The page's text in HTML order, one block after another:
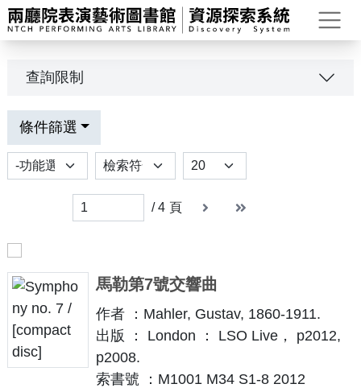
打
查詢限制
條件篩選
功能選項 排序 Results per page
/ 4 頁 下一頁 末頁
馬勒第7號交響曲
作者 ：Mahler, Gustav, 1860-1911.
出版 ： London ： LSO Live， p2012,
p2008.
索書號 ：M1001 M34 S1-8 2012